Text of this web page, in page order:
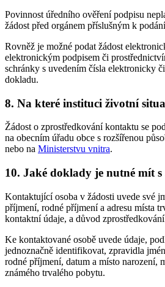
Povinnost úředního ověření podpisu
žádost před orgánem příslušným k
Rovněž je možné podat žádost
elektronickým podpisem či
schránky s uvedením čísla elektronicky
dokladu.
8. Na které instituci životní
Žádost o zprostředkování kontaktu se
na obecním úřadu obce s rozšířenou
nebo na Ministerstvu vnitra.
10. Jaké doklady je nutné mít s
Kontaktující osoba v žádosti uvede své
příjmení, rodné příjmení a adresu místa
kontaktní údaje, a důvod
Ke kontaktované osobě uvede údaje,
jednoznačně identifikovat, zpravidla
rodné příjmení, datum a místo narození,
známého trvalého pobytu.